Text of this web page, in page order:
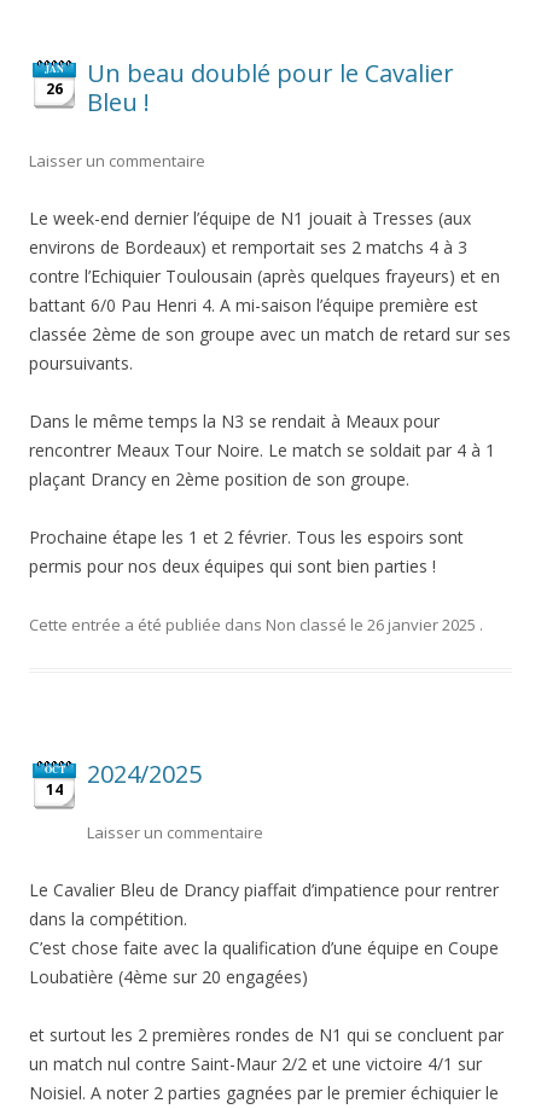
JAN
26
Un beau doublé pour le Cavalier
Bleu !
Laisser un commentaire
Le week-end dernier l’équipe de N1 jouait à Tresses (aux
environs de Bordeaux) et remportait ses 2 matchs 4 à 3
contre l’Echiquier Toulousain (après quelques frayeurs) et en
battant 6/0 Pau Henri 4. A mi-saison l’équipe première est
classée 2ème de son groupe avec un match de retard sur ses
poursuivants.
Dans le même temps la N3 se rendait à Meaux pour
rencontrer Meaux Tour Noire. Le match se soldait par 4 à 1
plaçant Drancy en 2ème position de son groupe.
Prochaine étape les 1 et 2 février. Tous les espoirs sont
permis pour nos deux équipes qui sont bien parties !
Cette entrée a été publiée dans Non classé le 26 janvier 2025 .
OCT
14 2024/2025
Laisser un commentaire
Le Cavalier Bleu de Drancy piaffait d’impatience pour rentrer
dans la compétition.
C’est chose faite avec la qualification d’une équipe en Coupe
Loubatière (4ème sur 20 engagées)
et surtout les 2 premières rondes de N1 qui se concluent par
un match nul contre Saint-Maur 2/2 et une victoire 4/1 sur
Noisiel. A noter 2 parties gagnées par le premier échiquier le